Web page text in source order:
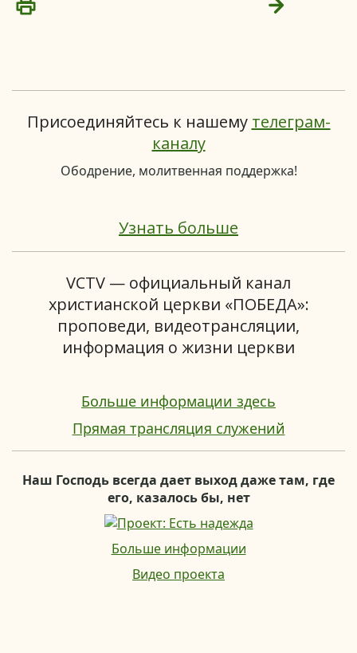
Присоединяйтесь к нашему телеграм-
каналу
Ободрение, молитвенная поддержка!
Узнать больше
VCTV — официальный канал
христианской церкви «ПОБЕДА»:
проповеди, видеотрансляции,
информация о жизни церкви
Больше информации здесь
Прямая трансляция служений
Наш Господь всегда дает выход даже там, где
его, казалось бы, нет
Больше информации
Видео проекта